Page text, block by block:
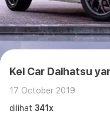
Kei Car Daihatsu
17 October 2019
dilihat 341x